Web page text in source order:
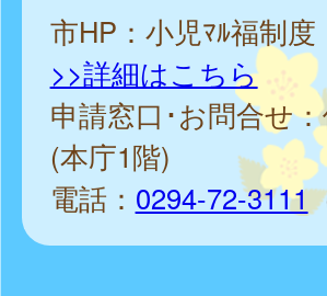
市HP：小児ﾏﾙ福制度
>>詳細はこちら
申請窓口･お問合せ
(本庁1階)
電話： 0294-72-3111